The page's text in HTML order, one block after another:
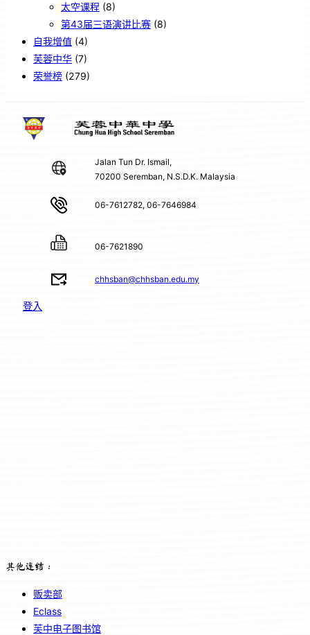
太空课程 (8)
第43届三语演讲比赛 (8)
自我增值 (4)
芙蓉中华 (7)
荣誉榜 (279)
Jalan Tun Dr. Ismail,
70200 Seremban, N.S.D.K. Malaysia
06-7612782, 06-7646984
06-7621890
chhsban@chhsban.edu.my
登入
其他连结：
贩卖部
Eclass
芙中电子图书馆